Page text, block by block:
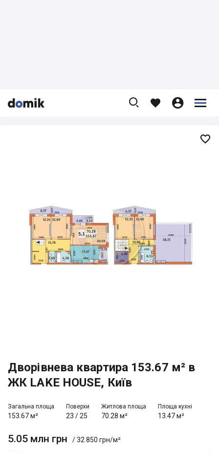


    


Дворівнева квартира 153.67 м² в
ЖК LAKE HOUSE, Київ
Загальна площа
153.67 м²
Поверхи
23 /25
Житлова площа
70.28 м²
Площа кухні
13.47 м²
5.05 млн грн / 32 850 грн/м²
